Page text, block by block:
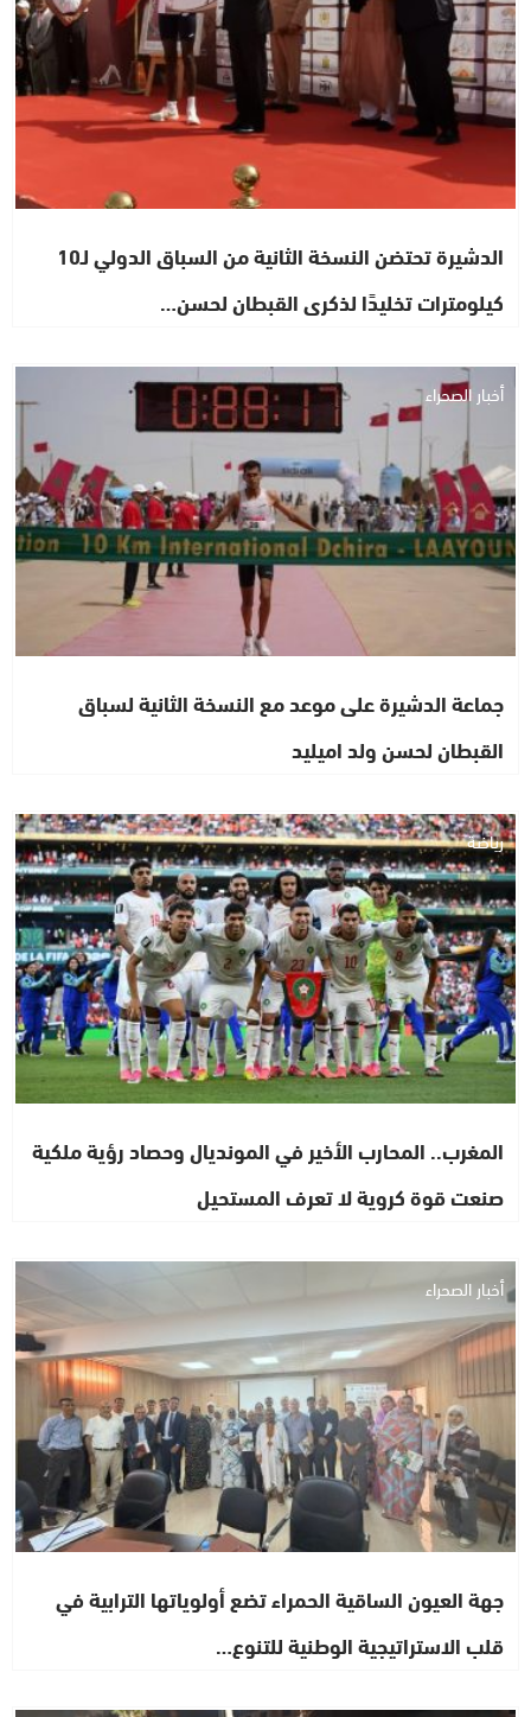
الدشيرة تحتضن النسخة الثانية من السباق الدولي لـ10
كيلومترات تخليدًا لذكرى القبطان لحسن…
أخبار الصحراء
جماعة الدشيرة على موعد مع النسخة الثانية لسباق
القبطان لحسن ولد اميليد
رياضة
المغرب.. المحارب الأخير في المونديال وحصاد رؤية ملكية
صنعت قوة كروية لا تعرف المستحيل
أخبار الصحراء
جهة العيون الساقية الحمراء تضع أولوياتها الترابية في
قلب الاستراتيجية الوطنية للتنوع…